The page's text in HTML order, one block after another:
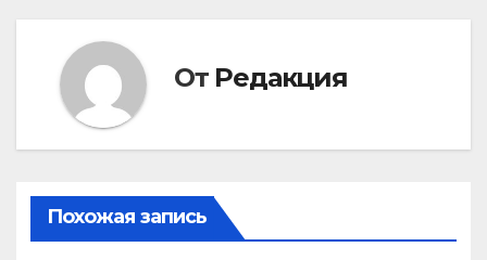
От Редакция
Похожая запись